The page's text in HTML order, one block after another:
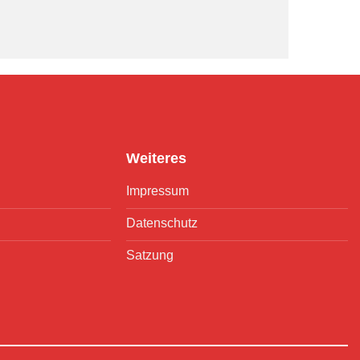
Weiteres
Impressum
Datenschutz
Satzung